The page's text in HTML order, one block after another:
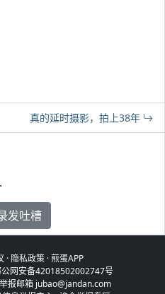
真的延时摄影，拍上38年
发吐槽
· 隐私政策·煎蛋APP
网安备42018502002747号
报邮箱 jubao@jandan.com